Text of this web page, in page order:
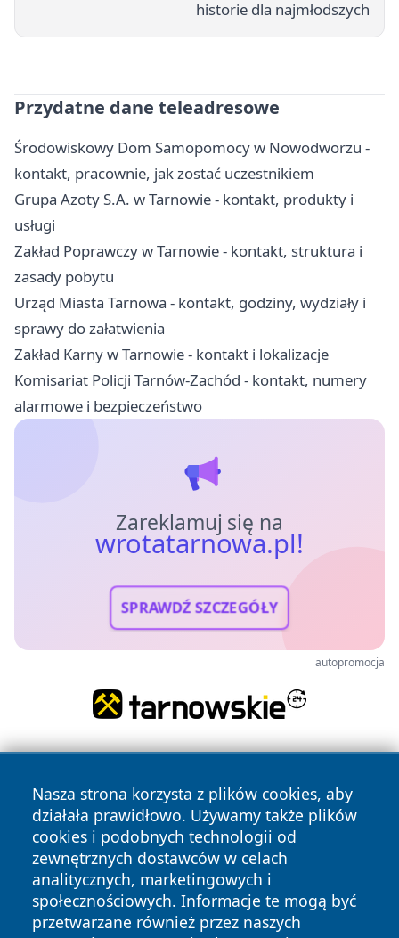
historie dla najmłodszych
Przydatne dane teleadresowe
Środowiskowy Dom Samopomocy w Nowodworzu -
kontakt, pracownie, jak zostać uczestnikiem
Grupa Azoty S.A. w Tarnowie - kontakt, produkty i
usługi
Zakład Poprawczy w Tarnowie - kontakt, struktura i
zasady pobytu
Urząd Miasta Tarnowa - kontakt, godziny, wydziały i
sprawy do załatwienia
Zakład Karny w Tarnowie - kontakt i lokalizacje
Komisariat Policji Tarnów-Zachód - kontakt, numery
alarmowe i bezpieczeństwo
Zareklamuj się na
wrotatarnowa.pl!
SPRAWDŹ SZCZEGÓŁY
autopromocja
Nasza strona korzysta z plików cookies, aby
działała prawidłowo. Używamy także plików
cookies i podobnych technologii od
zewnętrznych dostawców w celach
analitycznych, marketingowych i
społecznościowych. Informacje te mogą być
przetwarzane również przez naszych
Copyright © 2026 wrotatarnowa.pl Wszystkie prawa
zastrzeżone.